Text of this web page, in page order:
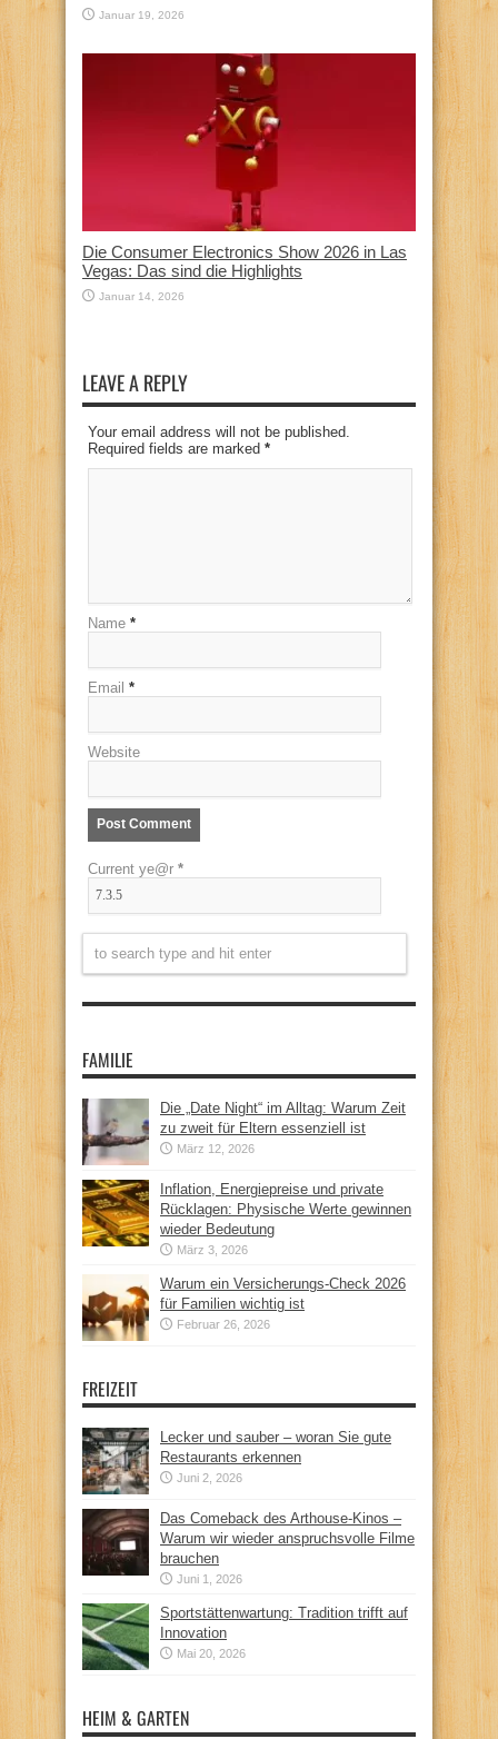
Januar 19, 2026
Die Consumer Electronics Show 2026 in Las
Vegas: Das sind die Highlights
Januar 14, 2026
LEAVE A REPLY
Your email address will not be published.
Required fields are marked *
Name *
Email *
Website
Current ye@r *
FAMILIE
Die „Date Night“ im Alltag: Warum Zeit
zu zweit für Eltern essenziell ist
März 12, 2026
Inflation, Energiepreise und private
Rücklagen: Physische Werte gewinnen
wieder Bedeutung
März 3, 2026
Warum ein Versicherungs-Check 2026
für Familien wichtig ist
Februar 26, 2026
FREIZEIT
Lecker und sauber – woran Sie gute
Restaurants erkennen
Juni 2, 2026
Das Comeback des Arthouse-Kinos –
Warum wir wieder anspruchsvolle Filme
brauchen
Juni 1, 2026
Sportstättenwartung: Tradition trifft auf
Innovation
Mai 20, 2026
HEIM & GARTEN